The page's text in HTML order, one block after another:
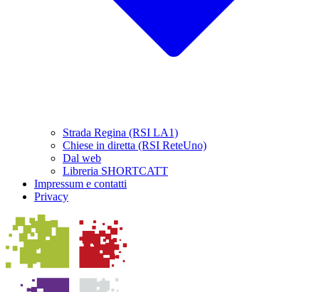
Strada Regina (RSI LA1)
Chiese in diretta (RSI ReteUno)
Dal web
Libreria SHORTCATT
Impressum e contatti
Privacy